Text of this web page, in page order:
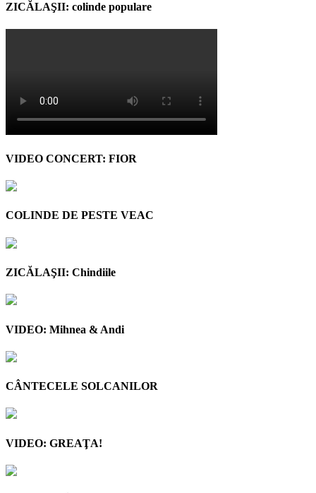
ZICĂLAŞII: colinde populare
VIDEO CONCERT: FIOR
COLINDE DE PESTE VEAC
ZICĂLAŞII: Chindiile
VIDEO: Mihnea & Andi
CÂNTECELE SOLCANILOR
VIDEO: GREAŢA!